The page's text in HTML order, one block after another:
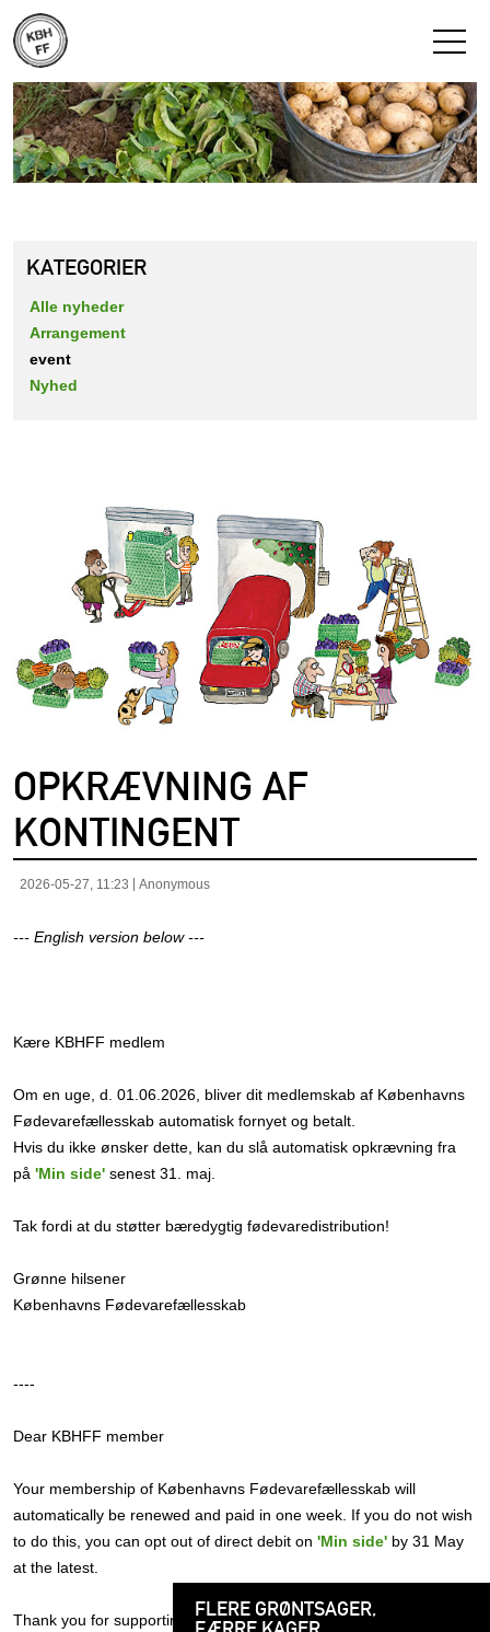
FLERE GRØNTSAGER,
OPKRÆVNING AF
KONTINGENT
2026-05-27, 11:23 Anonymous
--- English version below ---
Kære KBHFF medlem
Om en uge, d. 01.06.2026, bliver dit medlemskab af Københavns
Fødevarefællesskab automatisk fornyet og betalt.
Hvis du ikke ønsker dette, kan du slå automatisk opkrævning fra
på 'Min side' senest 31. maj.
Tak fordi at du støtter bæredygtig fødevaredistribution!
Grønne hilsener
Københavns Fødevarefællesskab
----
Dear KBHFF member
Your membership of Københavns Fødevarefællesskab will
automatically be renewed and paid in one week. If you do not wish
to do this, you can opt out of direct debit on 'Min side' by 31 May
at the latest.
Thank you for supporting sustainable food distribution!
KATEGORIER
Alle nyheder
Arrangement
event
Nyhed